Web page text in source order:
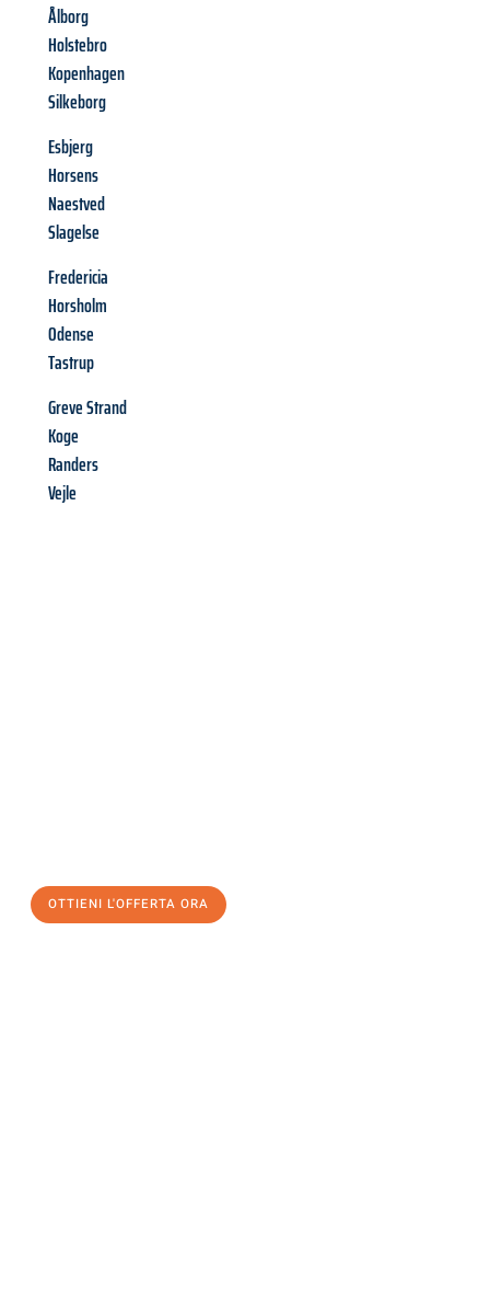
Ålborg
Holstebro
Kopenhagen
Silkeborg
Esbjerg
Horsens
Naestved
Slagelse
Fredericia
Horsholm
Odense
Tastrup
Greve Strand
Koge
Randers
Vejle
OTTIENI L'OFFERTA ORA